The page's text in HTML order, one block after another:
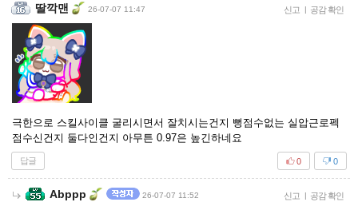
딸깍맨 26-07-07 11:47 신고 | 공감 확인
극한으로 스킬사이클 굴리시면서 잘치시는건지 뻥점수없는 실압근로펙
점수신건지 둘다인건지 아무튼 0.97은 높긴하네요
답글 0
0
Abppp 26-07-07 11:52 신고 | 공감 확인